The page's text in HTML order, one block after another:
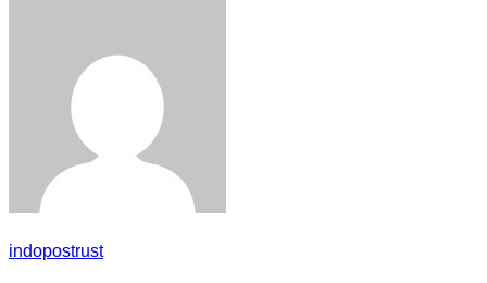
indopostrust